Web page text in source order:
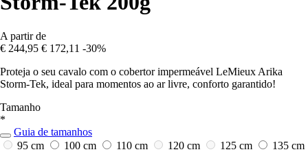
A partir de
€ 244,95 € 172,11 -30%
Proteja o seu cavalo com o cobertor impermeável LeMieux Arika
Storm-Tek, ideal para momentos ao ar livre, conforto garantido!
Tamanho
*
Guia de tamanhos
95 cm
100 cm 110 cm 120 cm 125 cm
135 cm